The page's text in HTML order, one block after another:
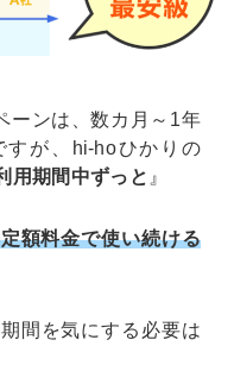
ーンは、数カ月～1年
すが、hi-hoひかりの
用期間中ずっと 』
額料金で使い続ける
間を気にする必要は